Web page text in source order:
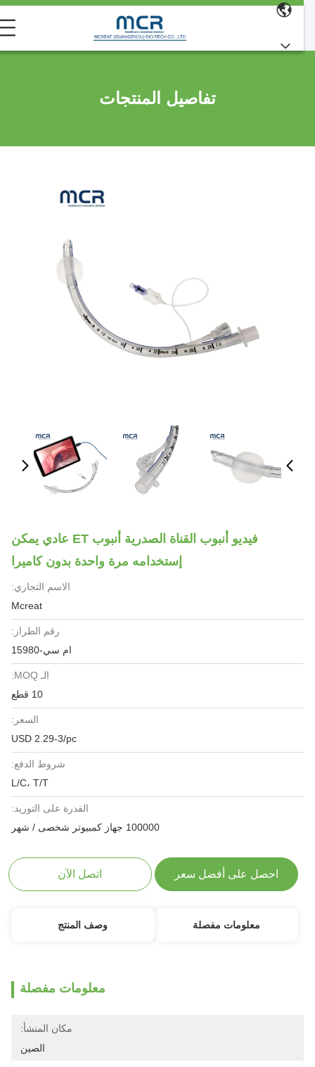
تفاصيل المنتجات
فيديو أنبوب القناة الصدرية أنبوب ET عادي يمكن
إستخدامه مرة واحدة بدون كاميرا
الاسم التجاري:
Mcreat
رقم الطراز:
ام سي-15980
الـ MOQ:
10 قطع
السعر:
USD 2.29-3/pc
شروط الدفع:
L/C، T/T
القدرة على التوريد:
100000 جهاز كمبيوتر شخصى / شهر
احصل على أفضل سعر اتصل الآن
معلومات مفصلة وصف المنتج
معلومات مفصلة
مكان المنشأ:
الصين